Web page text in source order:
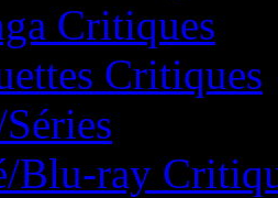
Critiques
Critiques
Blu-ray